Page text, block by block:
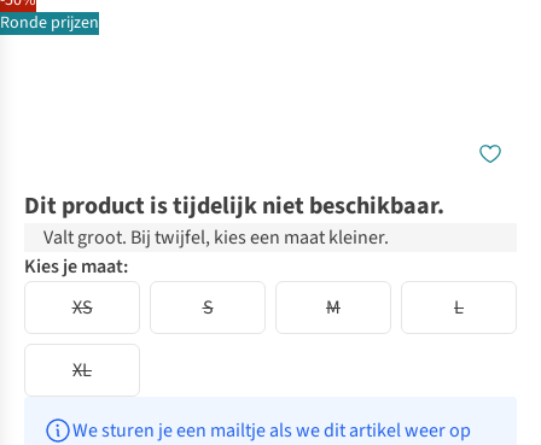
Ronde prijzen
Dit product is tijdelijk niet beschikbaar.
Valt groot. Bij twijfel, kies een maat kleiner.
Kies je maat:
XS
S M L
XL
We sturen je een mailtje als we dit artikel weer op